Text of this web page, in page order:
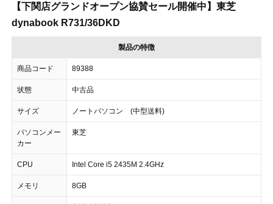
【下関店グランドオープン協賛セール開催中】東芝
dynabook R731/36DKD
製品の特徴
商品コード 89388
状態 中古品
サイズ ノートパソコン (中型送料)
パソコンメー
カー
東芝
CPU Intel Core i5 2435M 2.4GHz
メモリ 8GB